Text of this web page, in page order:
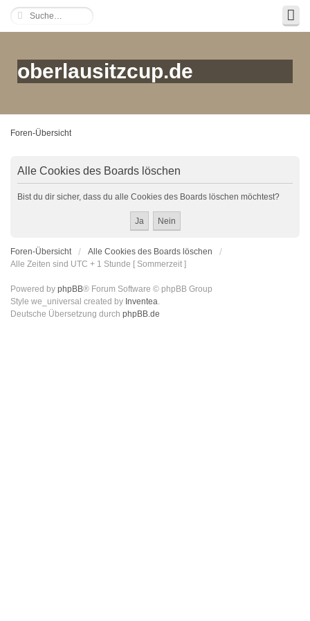
oberlausitzcup.de
Foren-Übersicht
Alle Cookies des Boards löschen
Bist du dir sicher, dass du alle Cookies des Boards löschen möchtest?
Foren-Übersicht
Alle Cookies des Boards löschen
Alle Zeiten sind UTC + 1 Stunde [ Sommerzeit ]
Powered by phpBB® Forum Software © phpBB Group
Style we_universal created by Inventea.
Deutsche Übersetzung durch phpBB.de